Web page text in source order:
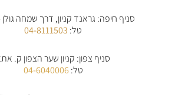
-
a
p
o
o
k
f
g
סניף חיפה: גראנד קניון, דרך שמחה גולן 54 חיפה
טל:04-8111503
סניף צפון: קניון שער הצפון ק.
טל:04-6040006